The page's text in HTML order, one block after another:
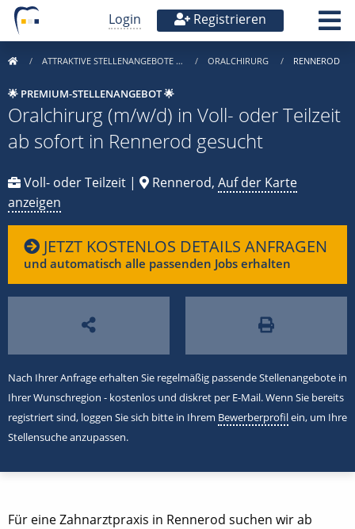
Login Registrieren
ATTRAKTIVE STELLENANGEBOTE … ORALCHIRURG RENNEROD
🌟 PREMIUM-STELLENANGEBOT 🌟
Oralchirurg (m/w/d) in Voll- oder Teilzeit
ab sofort in Rennerod gesucht
Voll- oder Teilzeit | Rennerod, Auf der Karte
anzeigen
JETZT KOSTENLOS DETAILS ANFRAGEN
und automatisch alle passenden Jobs erhalten
Nach Ihrer Anfrage erhalten Sie regelmäßig passende Stellenangebote in
Ihrer Wunschregion - kostenlos und diskret per E-Mail. Wenn Sie bereits
registriert sind, loggen Sie sich bitte in Ihrem Bewerberprofilein, um Ihre
Stellensuche anzupassen.
Für eine Zahnarztpraxis in Rennerod suchen wir ab